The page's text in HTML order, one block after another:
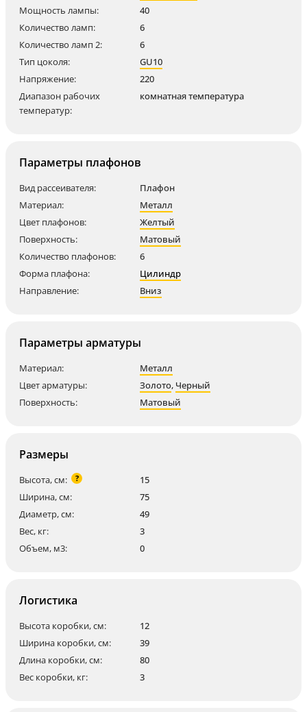
Мощность лампы:
40
Количество ламп:
6
Количество ламп 2:
6
Тип цоколя:
GU10
Напряжение:
220
Диапазон рабочих
температур:
комнатная температура
Параметры плафонов
Вид рассеивателя:
Плафон
Материал:
Металл
Цвет плафонов:
Желтый
Поверхность:
Матовый
Количество плафонов:
6
Форма плафона:
Цилиндр
Направление:
Вниз
Параметры арматуры
Материал:
Металл
Цвет арматуры:
Золото, Черный
Поверхность:
Матовый
Размеры
Высота, см: ?
15
Ширина, см:
75
Диаметр, см:
49
Вес, кг:
3
Объем, м3:
0
Логистика
Высота коробки, см:
12
Ширина коробки, см:
39
Длина коробки, см:
80
Вес коробки, кг:
3